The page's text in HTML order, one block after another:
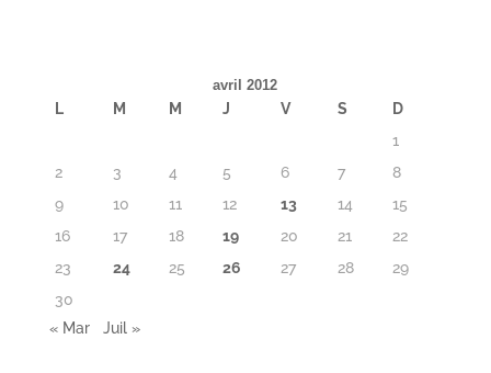
avril 2012
L M M J V S
D
1
2
3 4 5 6 7
8
9
10 11 12 13 14
15
16
17 18 19 20 21
22
23
24 25 26 27 28
29
30
« Mar
Juil »